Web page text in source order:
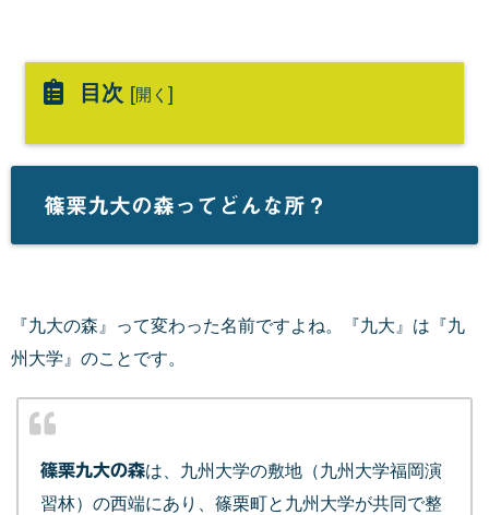
目次 [開く ]
篠栗九大の森ってどんな所？
『九大の森』って変わった名前ですよね。『九大』は『九
州大学』のことです。
篠栗九大の森は、九州大学の敷地（九州大学福岡演
習林）の西端にあり、篠栗町と九州大学が共同で整